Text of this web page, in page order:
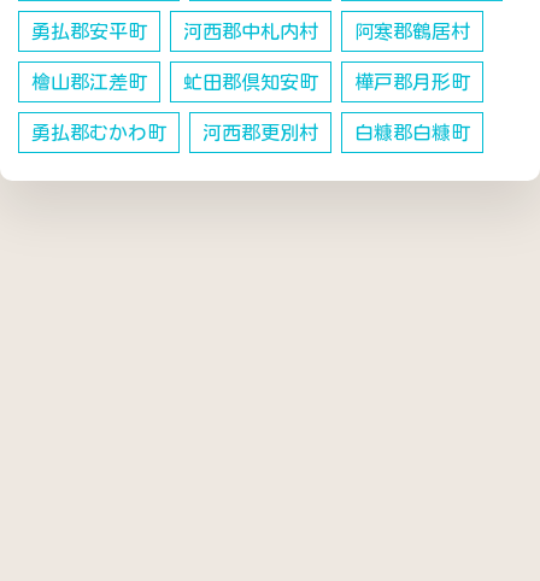
勇払郡安平町 河西郡中札内村 阿寒郡鶴居村
檜山郡江差町 虻田郡倶知安町 樺戸郡月形町
勇払郡むかわ町 河西郡更別村 白糠郡白糠町